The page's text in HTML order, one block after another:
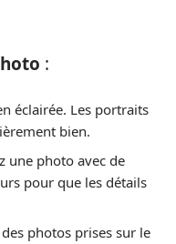
:
éclairée. Les portraits
bien.
une photo avec de
pour que les détails
photos prises sur le